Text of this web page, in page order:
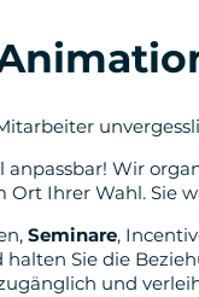
anpassbar! Wir
Ihrer Wahl. Sie
Seminare,
Sie die
und